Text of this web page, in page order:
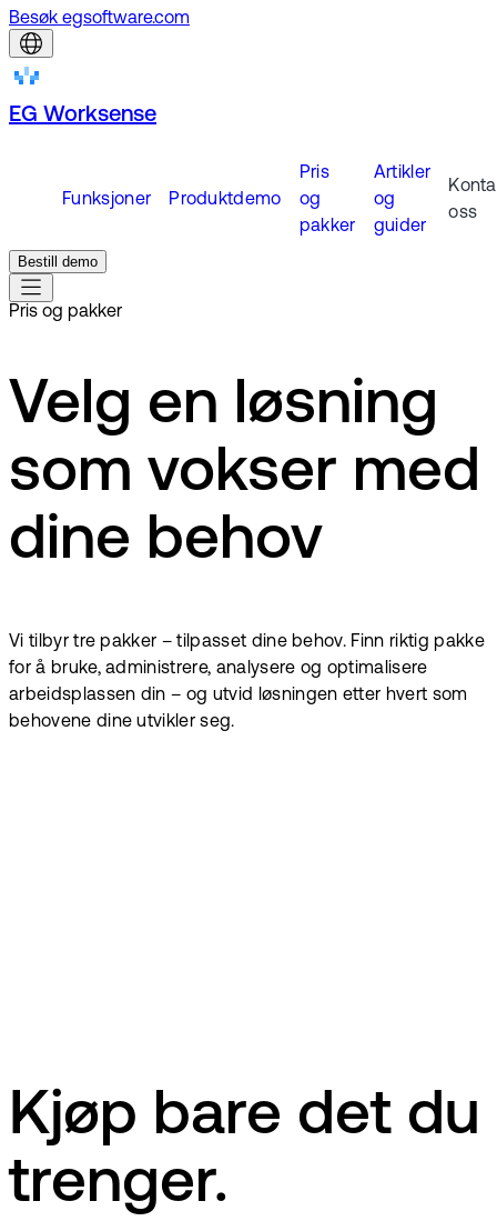
Besøk egsoftware.com
EG Worksense
Funksjoner Produktdemo
Pris
og
pakker
Artikler
og
guider
oss
Bestill demo
Pris og pakker
Velg en løsning
som vokser med
dine behov
Vi tilbyr tre pakker – tilpasset dine behov. Finn riktig pakke
for å bruke, administrere, analysere og optimalisere
arbeidsplassen din – og utvid løsningen etter hvert som
behovene dine utvikler seg.
Kjøp bare det du
trenger.